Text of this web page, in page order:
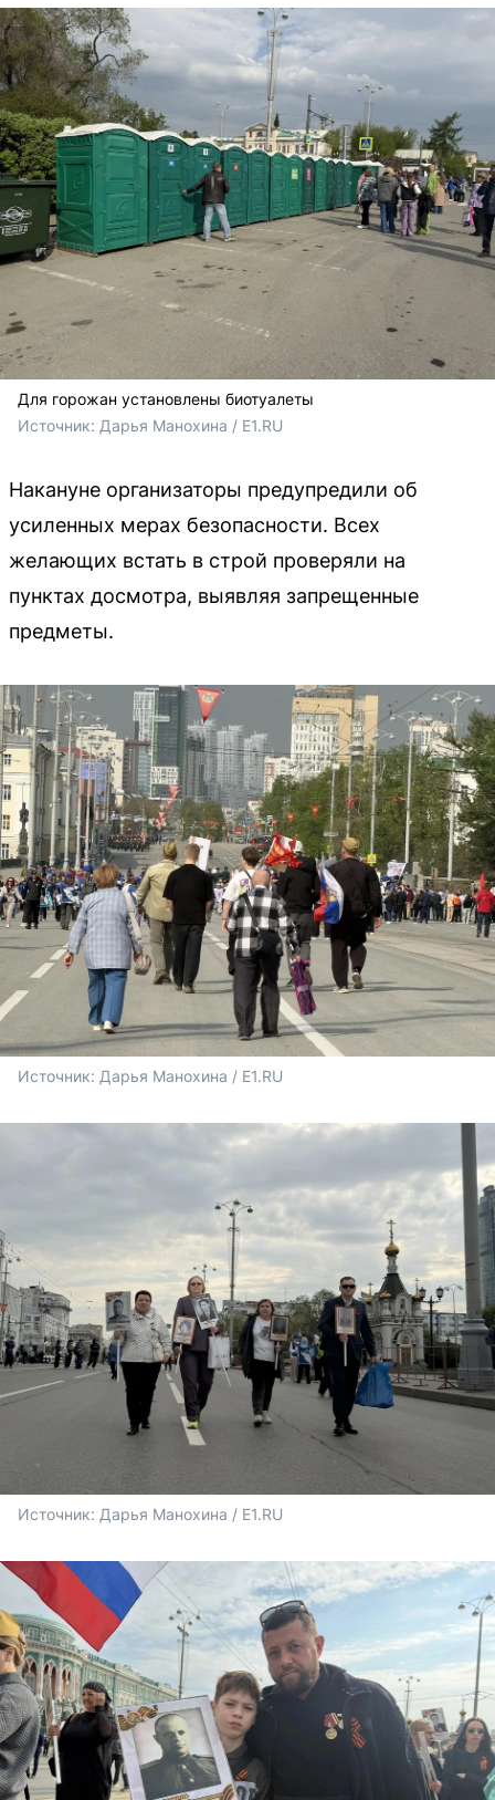
Для горожан установлены биотуалеты
Источник: Дарья Манохина / E1.RU
Накануне организаторы предупредили об
усиленных мерах безопасности. Всех
желающих встать в строй проверяли на
пунктах досмотра, выявляя запрещенные
предметы.
Источник: Дарья Манохина / E1.RU
Источник: Дарья Манохина / E1.RU